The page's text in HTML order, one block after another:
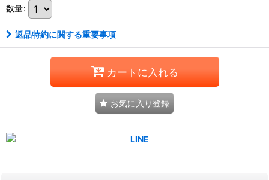
数量:
返品特約に関する重要事項
カートに入れる
お気に入り登録